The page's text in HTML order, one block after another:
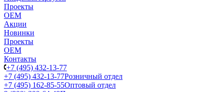
Проекты
ОЕМ
Акции
Новинки
Проекты
ОЕМ
Контакты
+7 (495) 432-13-77
+7 (495) 432-13-77Розничный отдел
+7 (495) 162-85-55Оптовый отдел